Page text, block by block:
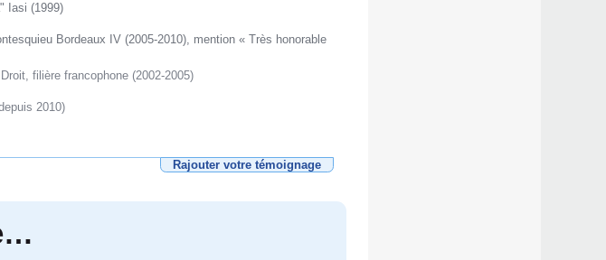
Iasi (1999)
Bordeaux IV (2005-2010), mention « Très honorable
filière francophone (2002-2005)
2010)
Rajouter votre témoignage